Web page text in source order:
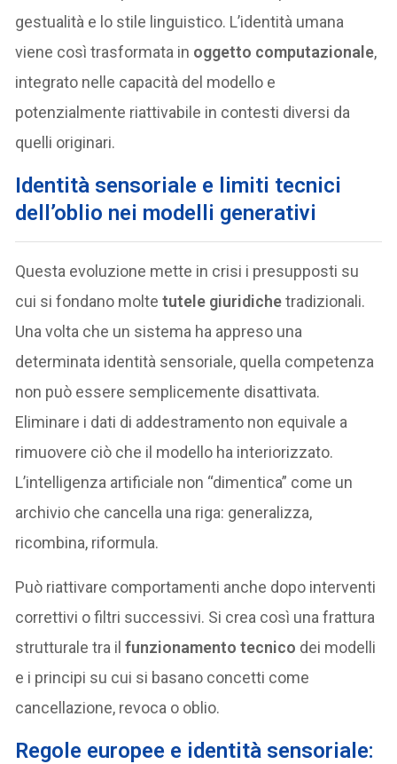
gestualità e lo stile linguistico. L’identità umana
viene così trasformata in oggetto computazionale,
integrato nelle capacità del modello e
potenzialmente riattivabile in contesti diversi da
quelli originari.
Identità sensoriale e limiti tecnici
dell’oblio nei modelli generativi
Questa evoluzione mette in crisi i presupposti su
cui si fondano moltetutele giuridichetradizionali.
Una volta che un sistema ha appreso una
determinata identità sensoriale, quella competenza
non può essere semplicemente disattivata.
Eliminare i dati di addestramento non equivale a
rimuovere ciò che il modello ha interiorizzato.
L’intelligenza artificiale non “dimentica” come un
archivio che cancella una riga: generalizza,
ricombina, riformula.
Può riattivare comportamenti anche dopo interventi
correttivi o filtri successivi. Si crea così una frattura
strutturale tra ilfunzionamento tecnico dei modelli
e i principi su cui si basano concetti come
cancellazione, revoca o oblio.
Regole europee e identità sensoriale: